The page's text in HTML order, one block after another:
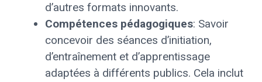
d’autres formats innovants.
Compétences pédagogiques: Savoir
concevoir des séances d’initiation,
d’entraînement et d’apprentissage
adaptées à différents publics. Cela inclut